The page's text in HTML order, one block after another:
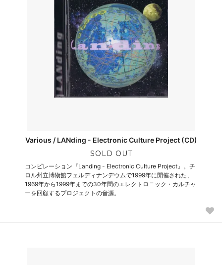
Various / LANding - Electronic Culture Project (CD)
SOLD OUT
コンピレーション『Landing - Electronic Culture Project』。チ
ロル州立博物館フェルディナンデウムで1999年に開催された、
1969年から1999年までの30年間のエレクトロニック・カルチャ
ーを回顧するプロジェクトの音源。